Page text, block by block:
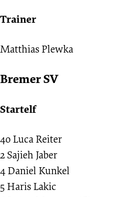
Trainer
Matthias Plewka
Bremer SV
Startelf
40Luca Reiter
2Sajieh Jaber
4Daniel Kunkel
5Haris Lakic